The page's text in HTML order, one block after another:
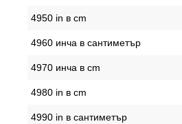
4950 in в cm
4960 инча в сантиметър
4970 инча в cm
4980 in в cm
4990 in в сантиметър